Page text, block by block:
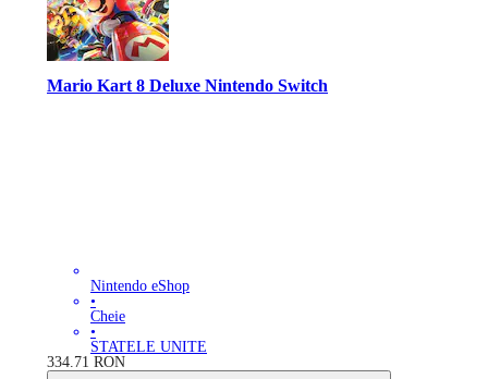
Mario Kart 8 Deluxe Nintendo Switch
Nintendo eShop
•
Cheie
•
STATELE UNITE
334.71 RON